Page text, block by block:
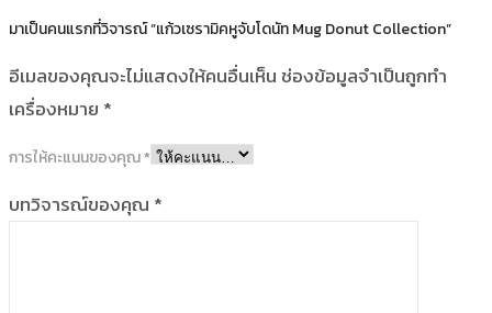
มาเป็นคนแรกที่วิจารณ์ “แก้วเซรามิคหูจับโดนัท Mug Donut Collection”
อีเมลของคุณจะไม่แสดงให้คนอื่นเห็น ช่องข้อมูลจำเป็นถูกทำ
เครื่องหมาย *
การให้คะแนนของคุณ*
บทวิจารณ์ของคุณ *